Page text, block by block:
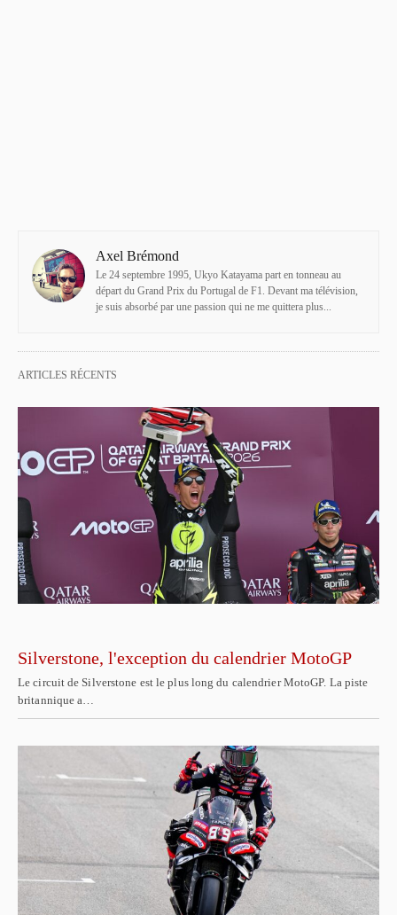
Axel Brémond
Le 24 septembre 1995, Ukyo Katayama part en tonneau au
départ du Grand Prix du Portugal de F1. Devant ma télévision,
je suis absorbé par une passion qui ne me quittera plus...
ARTICLES RÉCENTS
Silverstone, l'exception du calendrier MotoGP
Le circuit de Silverstone est le plus long du calendrier MotoGP. La piste
britannique a…